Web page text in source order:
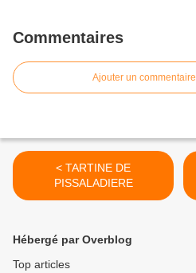
Commentaires
Ajouter un commentaire
< TARTINE DE
PISSALADIERE
Hébergé par Overblog
Top articles